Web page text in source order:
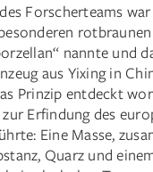
Forscherteams
nannte und
aus Yixing in
Prinzip entdeckt
Erfindung des
Eine Masse,
Quarz und